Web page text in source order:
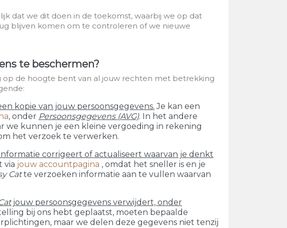
dat we dit doen in de toekomst, waarbij we op dat
blijven komen om te controleren of we nieuwe
te beschermen?
op de hoogte bent van al jouw rechten met betrekking
kopie van jouw persoonsgegevens. Je kan een
, onder Persoonsgegevens (AVG). In het andere
we kunnen je een kleine vergoeding in rekening
het verzoek te verwerken.
corrigeert of actualiseert waarvan je denkt
via jouw accountpagina , omdat het sneller is en je
Catte verzoeken informatie aan te vullen waarvan
jouw persoonsgegevens verwijdert, onder
bij ons hebt geplaatst, moeten bepaalde
maar we delen deze gegevens niet tenzij